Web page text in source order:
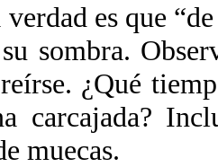
es que
sombra.
¿Qué
carcajada?
muecas.